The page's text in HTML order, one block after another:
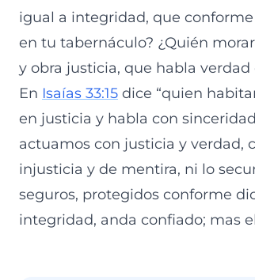
igual a integridad, que
en tu tabernáculo? ¿Quién
y obra justicia, que habla verdad
En Isaías 33:15 dice “quien
en justicia y habla con
actuamos con justicia y verdad,
injusticia y de mentira, ni lo
seguros, protegidos conforme
integridad, anda confiado; mas